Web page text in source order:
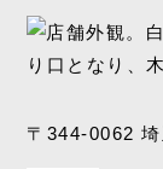
〒344-0062